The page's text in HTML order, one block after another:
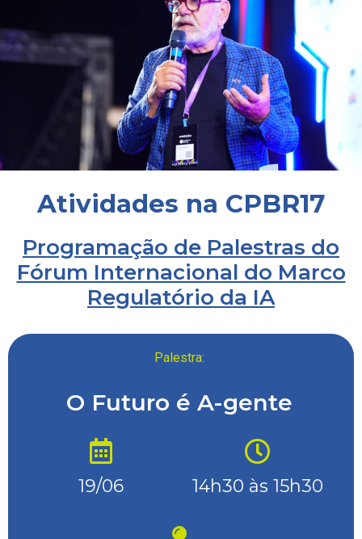
Atividades na CPBR17
Programação de Palestras do
Fórum Internacional do Marco
Regulatório da IA
Palestra:
O Futuro é A-gente
19/06 14h30 às 15h30